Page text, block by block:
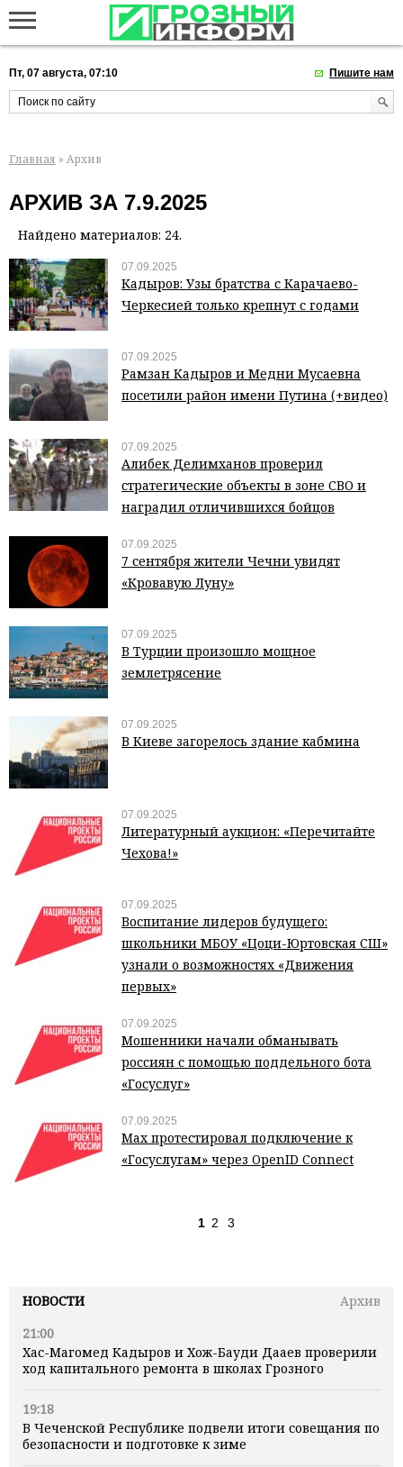
Пт, 07 августа, 07:10 Пишите нам
НОВОСТИ
Архив
21:00
Хас-Магомед Кадыров и Хож-Бауди Дааев проверили
ход капитального ремонта в школах Грозного
19:18
В Чеченской Республике подвели итоги совещания по
безопасности и подготовке к зиме
Главная » Архив
АРХИВ ЗА 7.9.2025
Найдено материалов: 24.
07.09.2025
Кадыров: Узы братства с Карачаево-
Черкесией только крепнут с годами
07.09.2025
Рамзан Кадыров и Медни Мусаевна
посетили район имени Путина (+видео)
07.09.2025
Алибек Делимханов проверил
стратегические объекты в зоне СВО и
наградил отличившихся бойцов
07.09.2025
7 сентября жители Чечни увидят
«Кровавую Луну»
07.09.2025
В Турции произошло мощное
землетрясение
07.09.2025
В Киеве загорелось здание кабмина
07.09.2025
Литературный аукцион: «Перечитайте
Чехова!»
07.09.2025
Воспитание лидеров будущего:
школьники МБОУ «Цоци-Юртовская СШ»
узнали о возможностях «Движения
первых»
07.09.2025
Мошенники начали обманывать
россиян с помощью поддельного бота
«Госуслуг»
07.09.2025
Max протестировал подключение к
«Госуслугам» через OpenID Connect
1 2 3